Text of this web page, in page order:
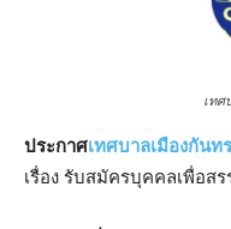
เทศ
ประกาศเทศบาลเมืองกันท
เรื่อง รับสมัครบุคคลเพื่อส